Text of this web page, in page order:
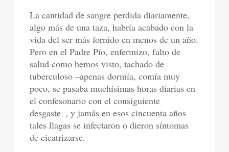
La cantidad de sangre perdida diariamente,
algo más de una taza, habría acabado con la
vida del ser más fornido en menos de un año.
Pero en el Padre Pío, enfermizo, falto de
salud como hemos visto, tachado de
tuberculoso –apenas dormía, comía muy
poco, se pasaba muchísimas horas diarias en
el confesonario con el consiguiente
desgaste–, y jamás en esos cincuenta años
tales llagas se infectaron o dieron síntomas
de cicatrizarse.